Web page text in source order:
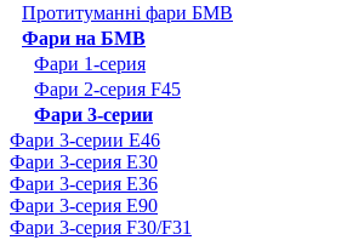
Протитуманні фари БМВ
Фари на БМВ
Фари 1-серия
Фари 2-серия F45
Фари 3-серии
Фари 3-серии E46
Фари 3-серия E30
Фари 3-серия E36
Фари 3-серия E90
Фари 3-серия F30/F31